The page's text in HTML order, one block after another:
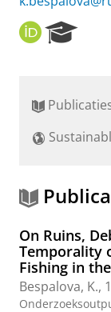
O
R
r
h
r
t
l
On Ruins,
Temporality
Fishing in
Bespalova, K.,